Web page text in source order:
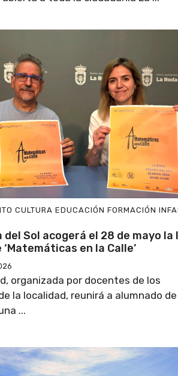
CULTURA EDUCACIÓN FORMACIÓN
del Sol acogerá el 28 de mayo la
en la Calle’
organizada por docentes de los
la localidad, reunirá a alumnado de
...